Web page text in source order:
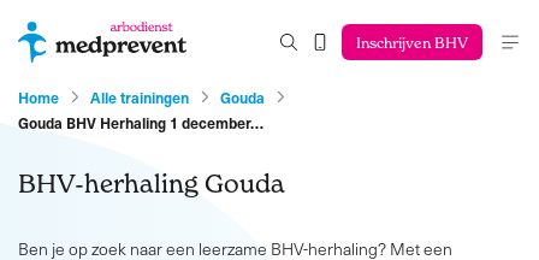
Inschrijven BHV
Home Alle trainingen
Gouda
Gouda BHV Herhaling 1 december…
BHV-herhaling Gouda
Ben je op zoek naar een leerzame BHV-herhaling? Met een